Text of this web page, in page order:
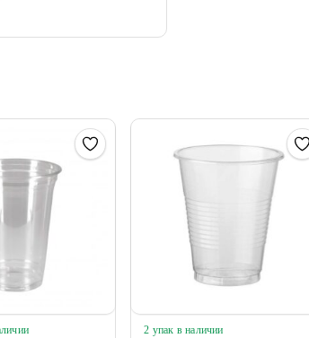
2 упак в наличии